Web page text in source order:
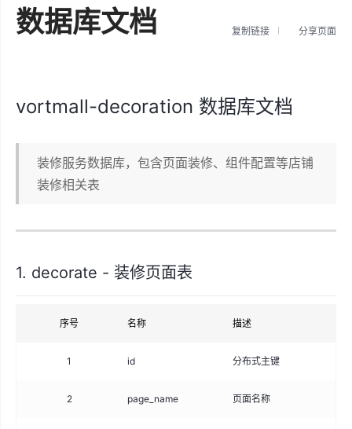
数据库文档
复制链接 分享页面
vortmall-decoration 数据库文档
装修服务数据库，包含页面装修、组件配置等店铺
装修相关表
1. decorate - 装修页面表
序号 名称 描述
1 id 分布式主键
2 page_name 页面名称